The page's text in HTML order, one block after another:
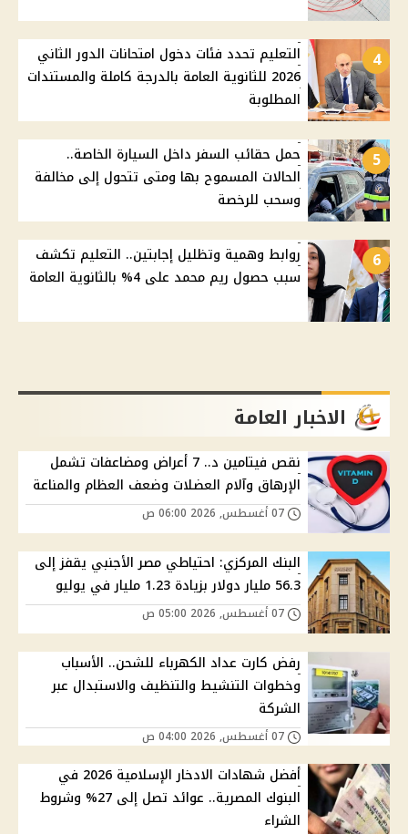
4
التعليم تحدد فئات دخول امتحانات الدور الثاني
2026 للثانوية العامة بالدرجة كاملة والمستندات
المطلوبة
5
حمل حقائب السفر داخل السيارة الخاصة..
الحالات المسموح بها ومتى تتحول إلى مخالفة
وسحب للرخصة
6
روابط وهمية وتظليل إجابتين.. التعليم تكشف
سبب حصول ريم محمد على 4% بالثانوية العامة
الاخبار العامة
نقص فيتامين د.. 7 أعراض ومضاعفات تشمل
الإرهاق وآلام العضلات وضعف العظام والمناعة
البنك المركزي: احتياطي مصر الأجنبي يقفز إلى
56.3 مليار دولار بزيادة 1.23 مليار في يوليو
رفض كارت عداد الكهرباء للشحن.. الأسباب
وخطوات التنشيط والتنظيف والاستبدال عبر
الشركة
أفضل شهادات الادخار الإسلامية 2026 في
البنوك المصرية.. عوائد تصل إلى 27% وشروط
الشراء